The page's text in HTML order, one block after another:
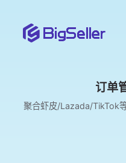
订单
聚合虾皮/Lazada/TikTok